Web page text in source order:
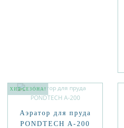
ХИТ СЕЗОНА!
Аэратор для пруда
PONDTECH A-200